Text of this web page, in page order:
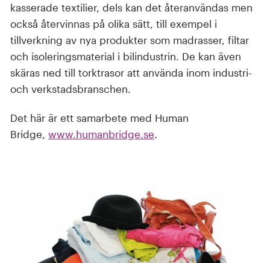
kasserade textilier, dels kan det återanvändas men
också återvinnas på olika sätt, till exempel i
tillverkning av nya produkter som madrasser, filtar
och isoleringsmaterial i bilindustrin. De kan även
skäras ned till torktrasor att använda inom industri-
och verkstadsbranschen.
Det här är ett samarbete med Human
Bridge, www.humanbridge.se.